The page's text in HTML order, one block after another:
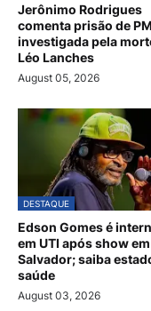
Jerônimo Rodrigues
comenta prisão de PM
investigada pela
Léo Lanches
August 05, 2026
DESTAQUE
Edson Gomes é
em UTI após show em
Salvador; saiba
saúde
August 03, 2026